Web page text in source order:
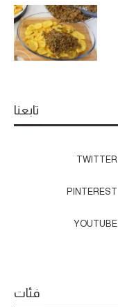
تابعنا
TWITTER
PINTEREST
YOUTUBE
فئات